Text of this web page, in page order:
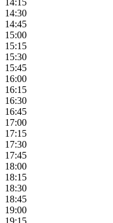
14:15
14:30
14:45
15:00
15:15
15:30
15:45
16:00
16:15
16:30
16:45
17:00
17:15
17:30
17:45
18:00
18:15
18:30
18:45
19:00